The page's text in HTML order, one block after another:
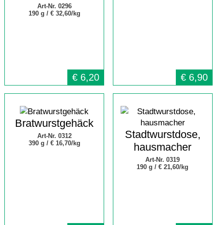
Art-Nr. 0296
190 g / € 32,60/kg
€ 6,20 € 6,90
Bratwurstgehäck
Art-Nr. 0312
390 g / € 16,70/kg
Stadtwurstdose,
hausmacher
Art-Nr. 0319
190 g /€ 21,60/kg